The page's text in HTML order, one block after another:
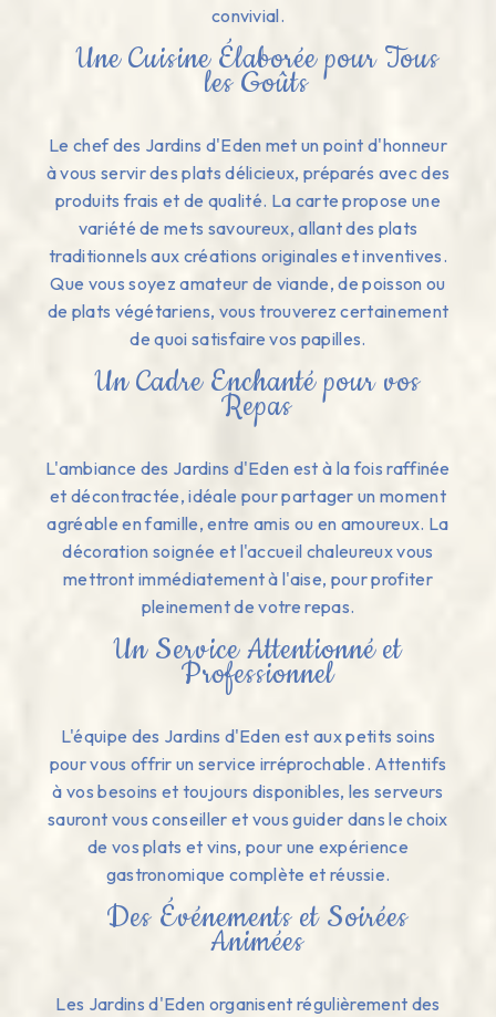
convivial.
Une Cuisine Élaborée pour Tous
les Goûts
Le chef des Jardins d'Eden met un point d'honneur
à vous servir des plats délicieux, préparés avec des
produits frais et de qualité. La carte propose une
variété de mets savoureux, allant des plats
traditionnels aux créations originales et inventives.
Que vous soyez amateur de viande, de poisson ou
de plats végétariens, vous trouverez certainement
de quoi satisfaire vos papilles.
Un Cadre Enchanté pour vos
Repas
L'ambiance des Jardins d'Eden est à la fois raffinée
et décontractée, idéale pour partager un moment
agréable en famille, entre amis ou en amoureux. La
décoration soignée et l'accueil chaleureux vous
mettront immédiatement à l'aise, pour profiter
pleinement de votre repas.
Un Service Attentionné et
Professionnel
L'équipe des Jardins d'Eden est aux petits soins
pour vous offrir un service irréprochable. Attentifs
à vos besoins et toujours disponibles, les serveurs
sauront vous conseiller et vous guider dans le choix
de vos plats et vins, pour une expérience
gastronomique complète et réussie.
Des Événements et Soirées
Animées
Les Jardins d'Eden organisent régulièrement des